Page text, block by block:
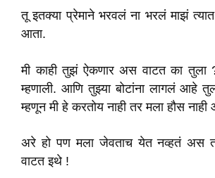
तू इतक्या प्रेमाने भरवलं ना भरलं माझं
आता.
मी काही तुझं ऐकणार अस वाटत का तुला
म्हणाली. आणि तुझ्या बोटांना लागलं आहे
म्हणून मी हे करतोय नाही तर मला हौस नाही
अरे हो पण मला जेवताच येत नव्हतं अस
वाटत इथे !